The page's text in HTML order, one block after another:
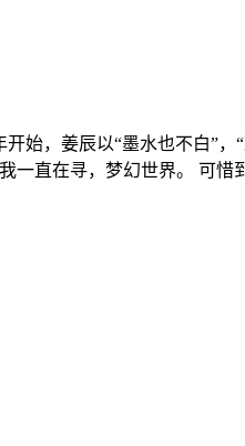
始，姜辰以“墨水也不白”，
一直在寻，梦幻世界。 可惜